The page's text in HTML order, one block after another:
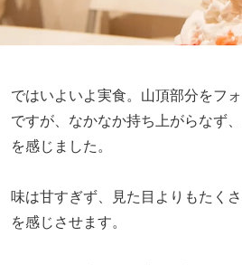
ではいよいよ実食。山頂部分をフ
ですが、なかなか持ち上がらなず
を感じました。
味は甘すぎず、見た目よりもたく
を感じさせます。